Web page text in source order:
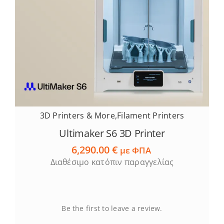
Services
Academy
Software
Blog
Επικοινωνία
3D Printers & More,Filament Printers
Ultimaker S6 3D Printer
6,290.00€ με ΦΠΑ
Διαθέσιμο κατόπιν παραγγελίας
Be the first to leave a review.